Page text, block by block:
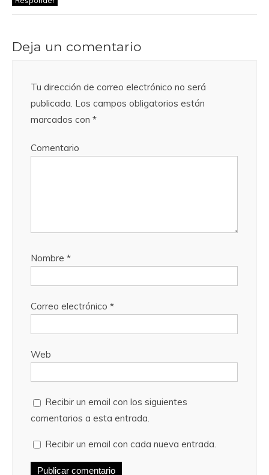
Deja un comentario
Tu dirección de correo electrónico no será
publicada. Los campos obligatorios están
marcados con *
Comentario
Nombre *
Correo electrónico *
Web
Recibir un email con los siguientes
comentarios a esta entrada.
Recibir un email con cada nueva entrada.